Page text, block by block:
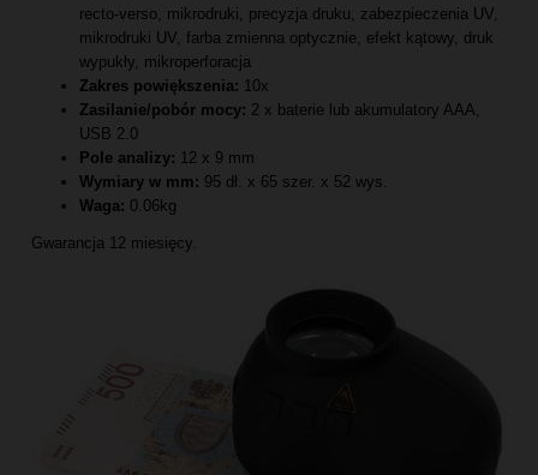
recto-verso, mikrodruki, precyzja druku, zabezpieczenia UV,
mikrodruki UV, farba zmienna optycznie, efekt kątowy, druk
wypukły, mikroperforacja
Zakres powiększenia: 10x
Zasilanie/pobór mocy: 2 x baterie lub akumulatory AAA,
USB 2.0
Pole analizy: 12 x 9 mm
Wymiary w mm: 95 dł. x 65 szer. x 52 wys.
Waga: 0.06kg
Gwarancja 12 miesięcy.